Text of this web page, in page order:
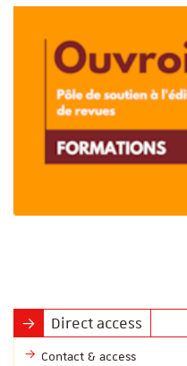
Direct access
Contact & access